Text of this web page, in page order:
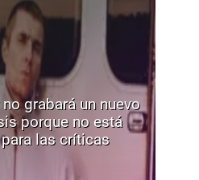
grabará un nuevo
porque no está
las críticas